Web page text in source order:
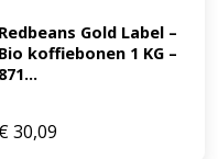
Redbeans Gold Label –
Bio koffiebonen 1 KG –
871...
€30,09